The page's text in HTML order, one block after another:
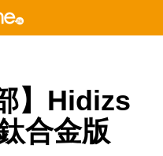
】Hidizs
合金版